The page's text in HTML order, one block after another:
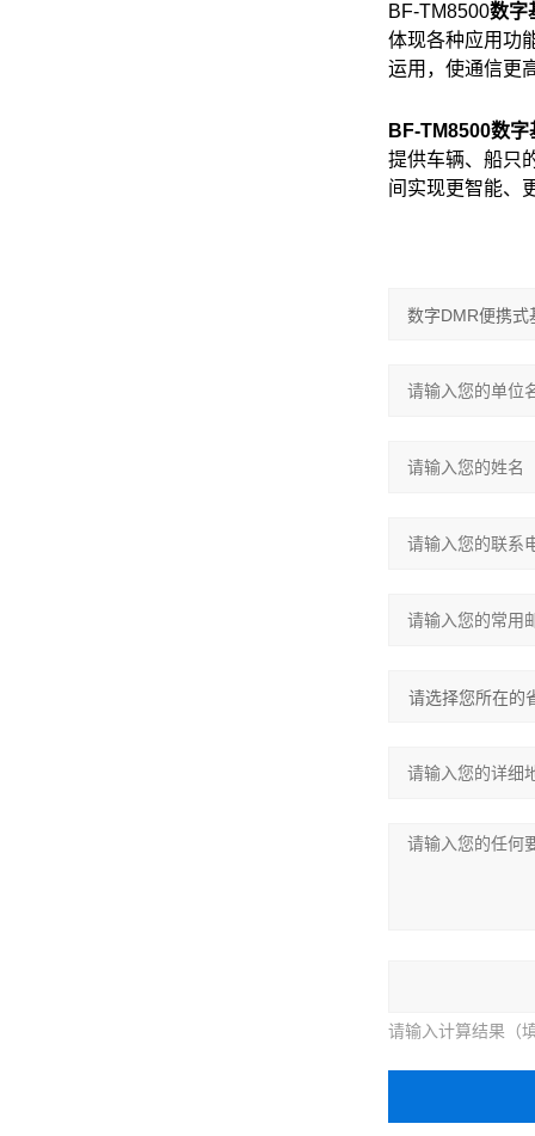
BF-TM8500数字
体现各种应用功
运用，使通信更
BF-TM8500数字
提供车辆、船只
间实现更智能、
请输入计算结果（